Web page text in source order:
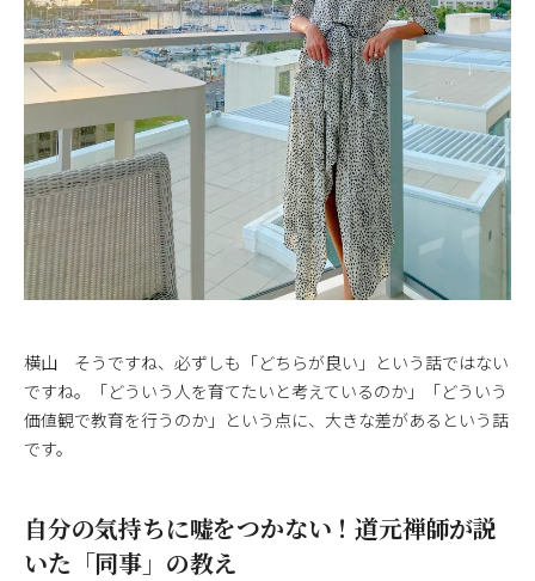
横山 そうですね、必ずしも「どちらが良い」という話ではない
ですね。「どういう人を育てたいと考えているのか」「どういう
価値観で教育を行うのか」という点に、大きな差があるという話
です。
自分の気持ちに嘘をつかない！道元禅師が説
いた「同事」の教え